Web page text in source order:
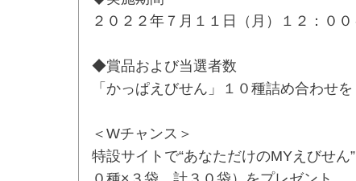
２０２２年７月１１日（月）１２：０
◆賞品および当選者数
「かっぱえびせん」１０種詰め合わせ
＜Wチャンス＞
特設サイトで“あなただけのMYえびせ